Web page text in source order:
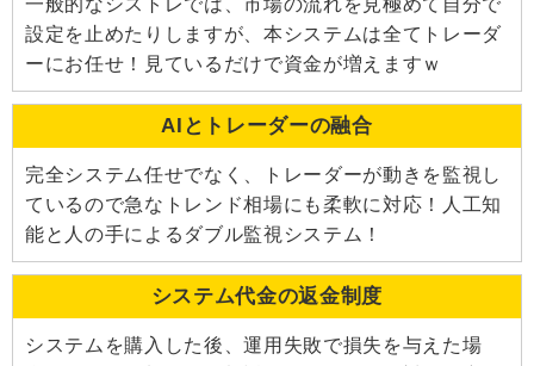
一般的なシストレでは、市場の流れを見極めて自分で
設定を止めたりしますが、本システムは全てトレーダ
ーにお任せ！見ているだけで資金が増えますｗ
AIとトレーダーの融合
完全システム任せでなく、トレーダーが動きを監視し
ているので急なトレンド相場にも柔軟に対応！人工知
能と人の手によるダブル監視システム！
システム代金の返金制度
システムを購入した後、運用失敗で損失を与えた場